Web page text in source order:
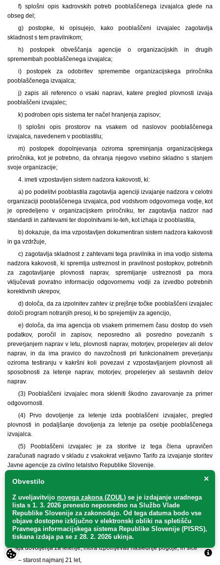
f) splošni opis kadrovskih potreb pooblaščenega izvajalca glede na
obseg del;
g) postopke, ki opisujejo, kako pooblaščeni izvajalec zagotavlja
skladnost s tem pravilnikom;
h) postopek obveščanja agencije o organizacijskih in drugih
spremembah pooblaščenega izvajalca;
i) postopek za odobritev spremembe organizacijskega priročnika
pooblaščenega izvajalca;
j) zapis ali referenco o vsaki napravi, katere pregled plovnosti izvaja
pooblaščeni izvajalec;
k) podroben opis sistema ter načel hranjenja zapisov;
l) splošni opis prostorov na vsakem od naslovov pooblaščenega
izvajalca, navedenem v pooblastilu;
m) postopek dopolnjevanja oziroma spreminjanja organizacijskega
priročnika, kot je potrebno, da ohranja njegovo vsebino skladno s stanjem
svoje organizacije;
4. imeti vzpostavljen sistem nadzora kakovosti, ki:
a) po podelitvi pooblastila zagotavlja agenciji izvajanje nadzora v celotni
organizaciji pooblaščenega izvajalca, pod vodstvom odgovornega vodje, kot
je opredeljeno v organizacijskem priročniku, ter zagotavlja nadzor nad
standardi in zahtevami ter dopolnitvami le-teh, kot izhaja iz pooblastila,
b) dokazuje, da ima vzpostavljen dokumentiran sistem nadzora kakovosti
in ga vzdržuje,
c) zagotavlja skladnost z zahtevami tega pravilnika in ima vodjo sistema
nadzora kakovosti, ki spremlja ustreznost in pravilnost postopkov, potrebnih
za zagotavljanje plovnosti naprav, spremljanje ustreznosti pa mora
vključevati povratno informacijo odgovornemu vodji za izvedbo potrebnih
korektivnih ukrepov,
d) določa, da za izpolnitev zahtev iz prejšnje točke pooblaščeni izvajalec
določi program notranjih presoj, ki bo sprejemljiv za agencijo,
e) določa, da ima agencija ob vsakem primernem času dostop do vseh
podatkov, poročil in zapisov, neposredno ali posredno povezanih s
preverjanjem naprav v letu, plovnosti naprav, motorjev, propelerjev ali delov
naprav, in da ima pravico do navzočnosti pri funkcionalnem preverjanju
oziroma testiranju v kakršni koli povezavi z vzpostavljanjem plovnosti ali
sposobnosti za letenje naprav, motorjev, propelerjev ali sestavnih delov
naprav.
(3) Pooblaščeni izvajalec mora skleniti škodno zavarovanje za primer
odgovornosti.
(4) Prvo dovoljenje za letenje izda pooblaščeni izvajalec, pregled
plovnosti in podaljšanje dovoljenja za letenje pa osebje pooblaščenega
izvajalca.
(5) Pooblaščeni izvajalec je za storitve iz tega člena upravičen
zaračunati nagrado v skladu z vsakokrat veljavno Tarifo za izvajanje storitev
Javne agencije za civilno letalstvo Republike Slovenije.
(6) Pooblaščeni izvajalec je dolžan agencijo obvestiti o izdaji oziroma
28. člen
(osebje pooblaščenega izvajalca)
(1) Osebje pooblaščenega izvajalca, ki izvaja preglede plovnosti in
izdaja dovoljenja za letenje, mora izpolnjevati naslednje pogoje, in sicer:
– starost najmanj 21 let,
×
Obvestilo
Z uveljavitvijo novega zakona (ZOUL) se je izdajanje uradnega
lista s 1. 3. 2026 preneslo neposredno na Službo Vlade
Republike Slovenije za zakonodajo. Od tega datuma bodo vse
objave dostopne izključno v elektronski obliki na spletišču
Pravnega informacijskega sistema Republike Slovenije (PISRS),
tiskana izdaja pa se z 28. 2. 2026 ukinja.